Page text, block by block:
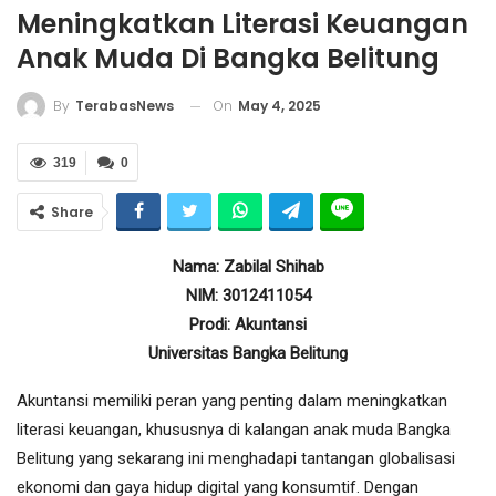
Meningkatkan Literasi Keuangan
Anak Muda Di Bangka Belitung
By TerabasNews On May 4, 2025
0
319
Share
Nama: Zabilal Shihab
NIM: 3012411054
Prodi: Akuntansi
Universitas Bangka Belitung
Akuntansi memiliki peran yang penting dalam meningkatkan
literasi keuangan, khususnya di kalangan anak muda Bangka
Belitung yang sekarang ini menghadapi tantangan globalisasi
ekonomi dan gaya hidup digital yang konsumtif. Dengan